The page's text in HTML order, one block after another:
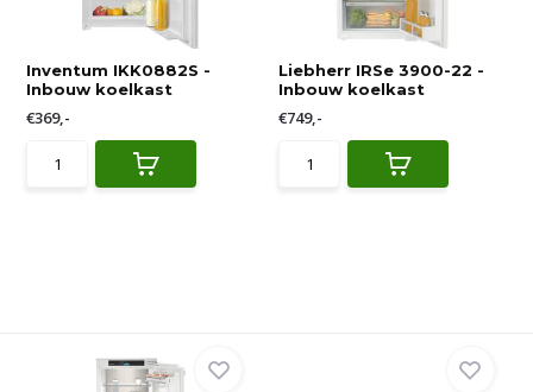
Inventum IKK0882S -
Inbouw koelkast
€369,-
Liebherr IRSe 3900-22 -
Inbouw koelkast
€749,-